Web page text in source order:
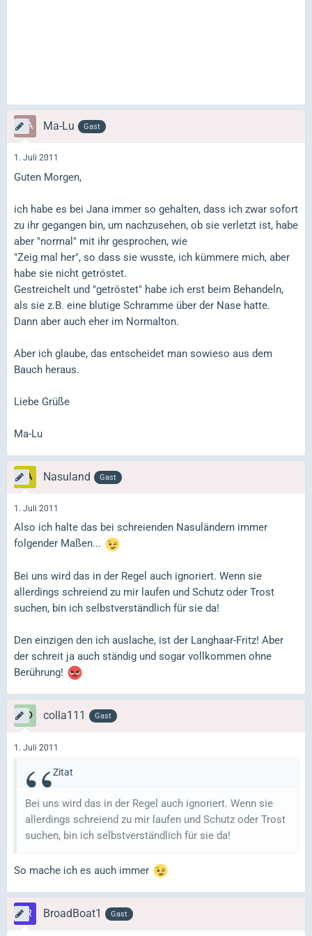
Ma-Lu Gast
1. Juli 2011
Guten Morgen,
ich habe es bei Jana immer so gehalten, dass ich zwar sofort
zu ihr gegangen bin, um nachzusehen, ob sie verletzt ist, habe
aber "normal" mit ihr gesprochen, wie
"Zeig mal her", so dass sie wusste, ich kümmere mich, aber
habe sie nicht getröstet.
Gestreichelt und "getröstet" habe ich erst beim Behandeln,
als sie z.B. eine blutige Schramme über der Nase hatte.
Dann aber auch eher im Normalton.
Aber ich glaube, das entscheidet man sowieso aus dem
Bauch heraus.
Liebe Grüße
Ma-Lu
Nasuland Gast
1. Juli 2011
Also ich halte das bei schreienden Nasuländern immer
folgender Maßen...
Bei uns wird das in der Regel auch ignoriert. Wenn sie
allerdings schreiend zu mir laufen und Schutz oder Trost
suchen, bin ich selbstverständlich für sie da!
Den einzigen den ich auslache, ist der Langhaar-Fritz! Aber
der schreit ja auch ständig und sogar vollkommen ohne
Berührung!
colla111 Gast
1. Juli 2011
Zitat
Bei uns wird das in der Regel auch ignoriert. Wenn sie
allerdings schreiend zu mir laufen und Schutz oder Trost
suchen, bin ich selbstverständlich für sie da!
So mache ich es auch immer
BroadBoat1 Gast